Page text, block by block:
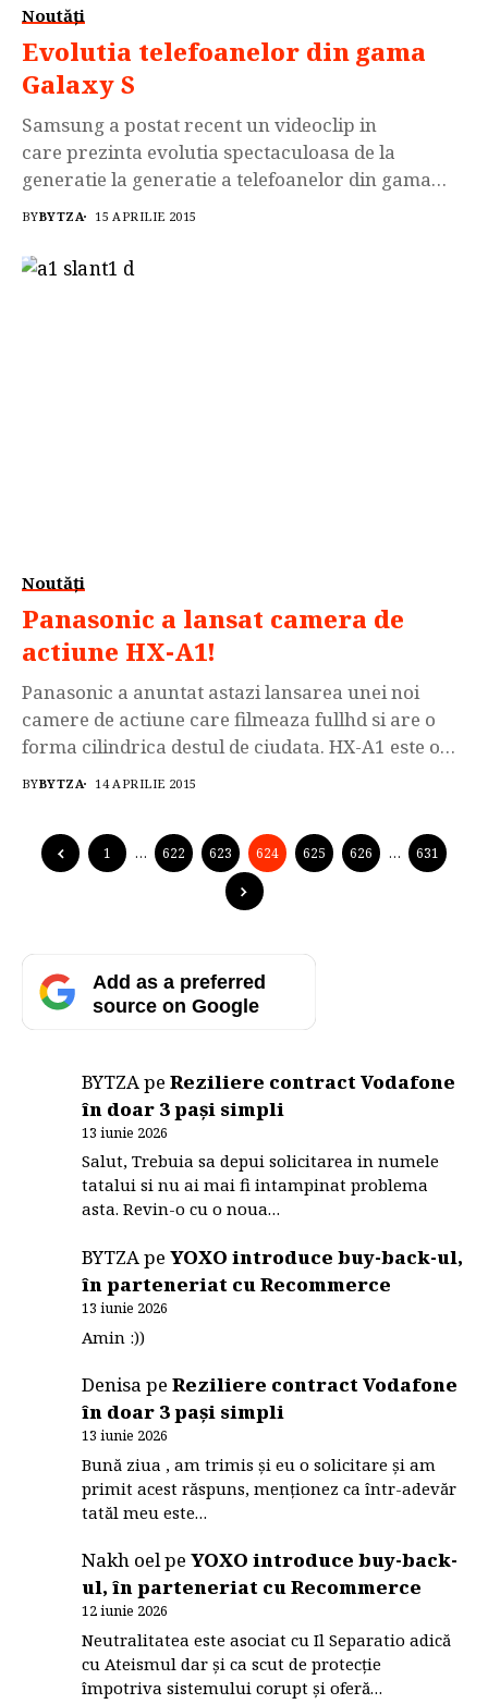
Noutăți
Evolutia telefoanelor din gama
Galaxy S
Samsung a postat recent un videoclip in
care prezinta evolutia spectaculoasa de la
generatie la generatie a telefoanelor din gama
Galaxy S. Primul smartphone din aceasta gama a
vremea respectiva cu specificatiile hardware si
BYBYTZA 15 APRILIE 2015
Noutăți
Panasonic a lansat camera de
actiune HX-A1!
Panasonic a anuntat astazi lansarea unei noi
camere de actiune care filmeaza fullhd si are o
forma cilindrica destul de ciudata. HX-A1 este o
camera de actiune rezistenta la apa, praf si socuri
extreme. Camera are o greutate de doar 45 de
grame si se livreaza cu accesorii care permit...
BYBYTZA 14 APRILIE 2015
1 … 622 623 624 625 626 … 631
Add as a preferred
source on Google
BYTZApeReziliere contract Vodafone
în doar 3 pași simpli
13 iunie 2026
Salut, Trebuia sa depui solicitarea in numele
tatalui si nu ai mai fi intampinat problema
asta. Revin-o cu o noua…
BYTZApeYOXO introduce buy-back-ul,
în parteneriat cu Recommerce
13 iunie 2026
Amin :))
DenisapeReziliere contract Vodafone
în doar 3 pași simpli
13 iunie 2026
Bună ziua , am trimis și eu o solicitare și am
primit acest răspuns, menționez ca într-adevăr
tatăl meu este…
Nakh oelpeYOXO introduce buy-back-
ul, în parteneriat cu Recommerce
12 iunie 2026
Neutralitatea este asociat cu Il Separatio adică
cu Ateismul dar și ca scut de protecție
împotriva sistemului corupt și oferă…